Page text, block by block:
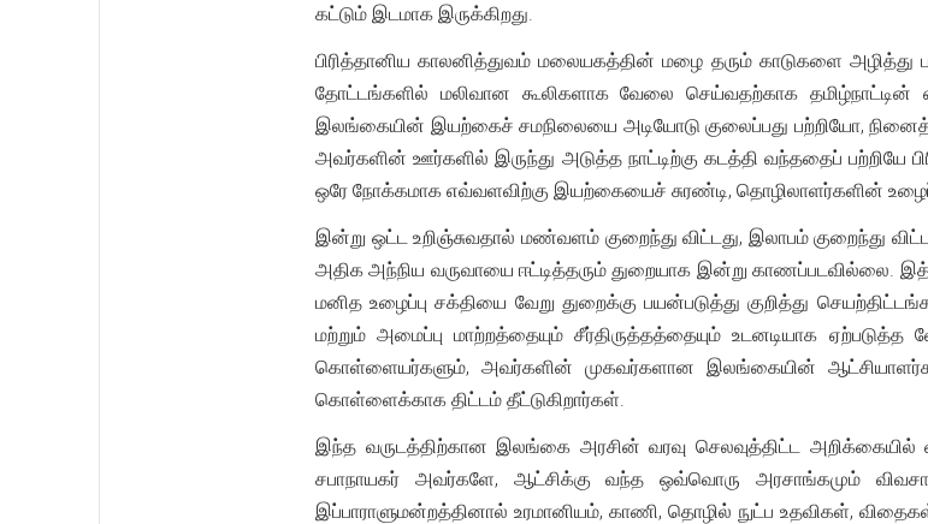
கட்டும் இடமாக இருக்கிறது.
பிரித்தானிய காலனித்துவம் மலையகத்தின் மழை தரும் காடுகளை அழித்து
தோட்டங்களில் மலிவான கூலிகளாக வேலை செய்வதற்காக
இலங்கையின் இயற்கைச் சமநிலையை அடியோடு குலைப்பது பற்றியோ,
அவர்களின் ஊர்களில் இருந்து அடுத்த நாட்டிற்கு கடத்தி வந்ததைப் பற்றியே
ஒரே நோக்கமாக எவ்வளவிற்கு இயற்கையைச் சுரண்டி, தொழிலாளர்களின்
இன்று ஒட்ட உறிஞ்சுவதால் மண்வளம் குறைந்து விட்டது, இலாபம் குறைந்து
அதிக அந்நிய வருவாயை ஈட்டித்தரும் துறையாக இன்று காணப்படவில்லை.
மனித உழைப்பு சக்தியை வேறு துறைக்கு பயன்படுத்து குறித்து
மற்றும் அமைப்பு மாற்றத்தையும் சீர்திருத்தத்தையும் உடனடியாக
கொள்ளையர்களும், அவர்களின் முகவர்களான இலங்கையின்
கொள்ளைக்காக திட்டம் தீட்டுகிறார்கள்.
இந்த வருடத்திற்கான இலங்கை அரசின் வரவு செலவுத்திட்ட அறிக்கையில்
சபாநாயகர் அவர்களே, ஆட்சிக்கு வந்த ஒவ்வொரு அரசாங்கமும்
இப்பாராளுமன்றத்தினால் உரமானியம், காணி, தொழில் நுட்ப உதவிகள்,